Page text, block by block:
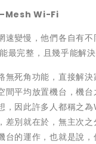
Mesh Wi-Fi
速變慢，他們各自有
完整，且幾乎能解決
無死角功能，直接解
間平均放置機台，機
，因此許多人都稱之
差別就在於，無主
台的運作，也就是說